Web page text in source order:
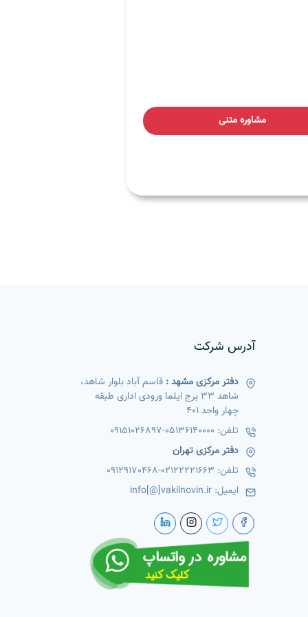
مشاوره متنی
آدرس شرکت
دفتر مرکزی مشهد : قاسم آباد بلوار شاهد،
شاهد 33 برج ایلما ورودی اداری طبقه
چهار واحد 401
تلفن: 05136140000
-
09151026897
دفتر مرکزی تهران
تلفن: 02122221663
-
09129170468
ایمیل: info[@]vakilnovin.ir